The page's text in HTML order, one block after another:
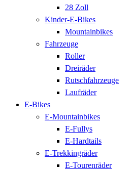
28 Zoll
Kinder-E-Bikes
Mountainbikes
Fahrzeuge
Roller
Dreiräder
Rutschfahrzeuge
Laufräder
E-Bikes
E-Mountainbikes
E-Fullys
E-Hardtails
E-Trekkingräder
E-Tourenräder